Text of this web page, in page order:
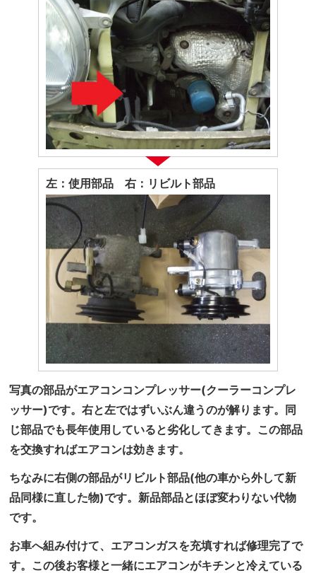
左：使用部品 右：リビルト部品
写真の部品がエアコンコンプレッサー(クーラーコンプレ
ッサー)です。右と左ではずいぶん違うのが解ります。同
じ部品でも長年使用していると劣化してきます。この部品
を交換すればエアコンは効きます。
ちなみに右側の部品がリビルト部品(他の車から外して新
品同様に直した物)です。新品部品とほぼ変わりない代物
です。
お車へ組み付けて、エアコンガスを充填すれば修理完了で
す。この後お客様と一緒にエアコンがキチンと冷えている